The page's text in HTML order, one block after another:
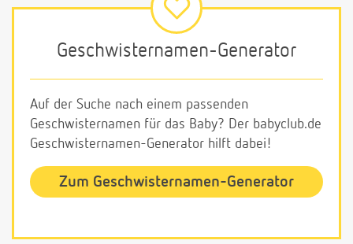
Geschwisternamen-Generator
Auf der Suche nach einem passenden
Geschwisternamen für das Baby? Der babyclub.de
Geschwisternamen-Generator hilft dabei!
Zum Geschwisternamen-Generator